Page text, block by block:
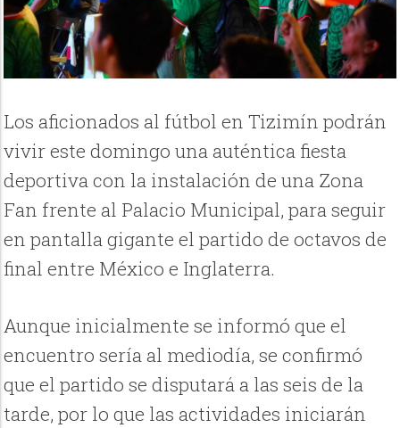
Los aficionados al fútbol en Tizimín podrán
vivir este domingo una auténtica fiesta
deportiva con la instalación de una Zona
Fan frente al Palacio Municipal, para seguir
en pantalla gigante el partido de octavos de
final entre México e Inglaterra.
Aunque inicialmente se informó que el
encuentro sería al mediodía, se confirmó
que el partido se disputará a las seis de la
tarde, por lo que las actividades iniciarán